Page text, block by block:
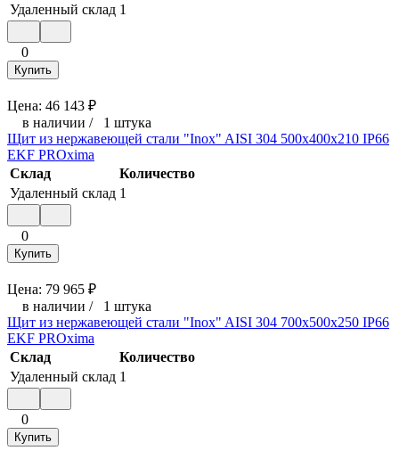
Удаленный склад 1
0
Купить
Цена: 46 143 ₽
в наличии / 1 штука
Щит из нержавеющей стали "Inox" AISI 304 500х400х210 IP66
EKF PROxima
Склад
Количество
Удаленный склад 1
0
Купить
Цена: 79 965 ₽
в наличии / 1 штука
Щит из нержавеющей стали "Inox" AISI 304 700х500х250 IP66
EKF PROxima
Склад
Количество
Удаленный склад 1
0
Купить